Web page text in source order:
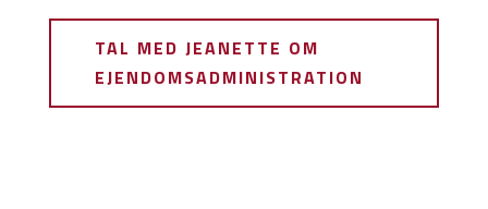
TAL MED JEANETTE OM
EJENDOMSADMINISTRATION